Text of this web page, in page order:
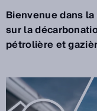
Bienvenue dans
sur la
pétrolière et